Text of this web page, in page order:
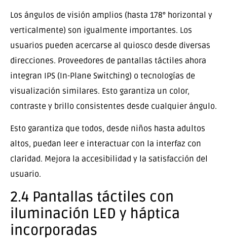
Los ángulos de visión amplios (hasta 178° horizontal y
verticalmente) son igualmente importantes. Los
usuarios pueden acercarse al quiosco desde diversas
direcciones. Proveedores de pantallas táctiles ahora
integran IPS (In-Plane Switching) o tecnologías de
visualización similares. Esto garantiza un color,
contraste y brillo consistentes desde cualquier ángulo.
Esto garantiza que todos, desde niños hasta adultos
altos, puedan leer e interactuar con la interfaz con
claridad. Mejora la accesibilidad y la satisfacción del
usuario.
2.4 Pantallas táctiles con
iluminación LED y háptica
incorporadas